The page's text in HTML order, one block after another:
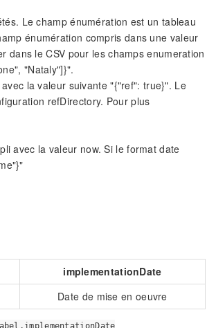
Le champ énumération est un tableau
énumération compris dans une valeur
dans le CSV pour les champs enumeration
"Nataly"]}".
la valeur suivante "{"ref": true}". Le
refDirectory. Pour plus
avec la valeur now. Si le format date
implementationDate
Date de mise en oeuvre